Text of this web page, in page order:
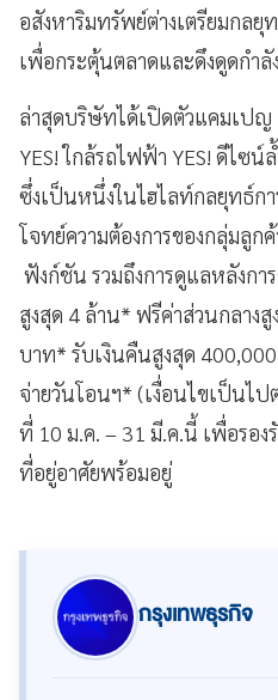
อสังหาริมทรัพย์ต่างเตรียมกล
เพื่อกระตุ้นตลาดและดึงดูดกำ
ล่าสุดบริษัทได้เปิดตัวแคมเปญ
YES! ใกล้รถไฟฟ้า YES! ดีไซ
ซึ่งเป็นหนึ่งในไฮไลท์กลยุทธ์ก
โจทย์ความต้องการของกลุ่มลูก
ฟังก์ชัน รวมถึงการดูแลหลังก
สูงสุด 4 ล้าน* ฟรีค่าส่วนกลาง
บาท* รับเงินคืนสูงสุด
จ่ายวันโอนฯ* (เงื่อนไขเป็นไ
ที่ 10 ม.ค. – 31 มี.ค.นี้ เพื่อรอง
ที่อยู่อาศัยพร้อมอยู่
กรุงเทพธุรกิจ